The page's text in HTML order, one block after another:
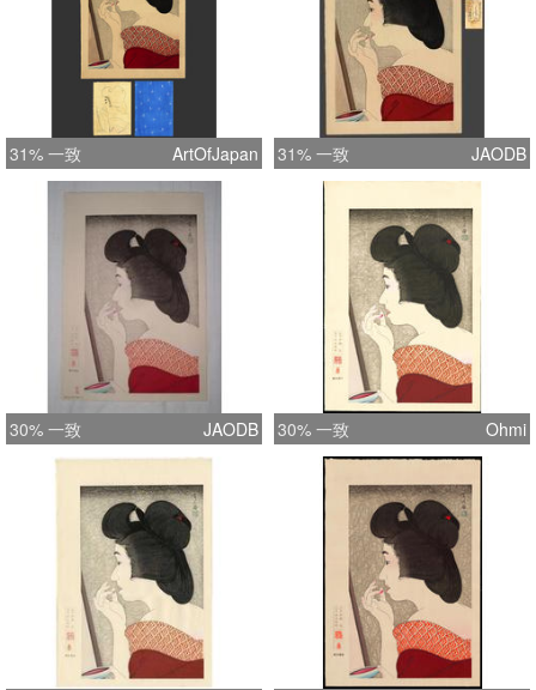
31% 一致 ArtOfJapan 31% 一致 JAODB
30% 一致 JAODB 30% 一致 Ohmi